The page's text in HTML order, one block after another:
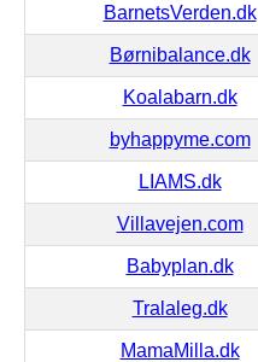
BarnetsVerden.dk
Børnibalance.dk
Koalabarn.dk
byhappyme.com
LIAMS.dk
Villavejen.com
Babyplan.dk
Tralaleg.dk
MamaMilla.dk